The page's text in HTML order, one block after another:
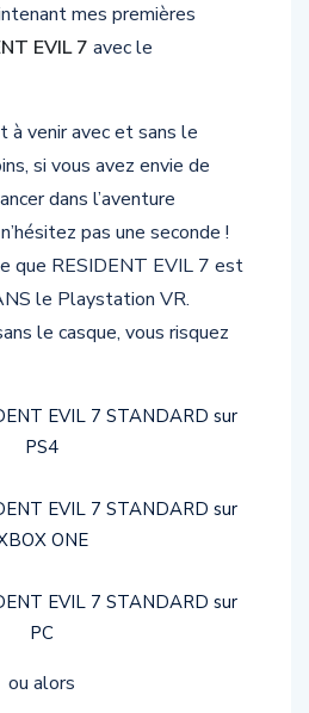
mes premières
EVIL 7 avec le
à venir avec et sans le
si vous avez envie de
dans l’aventure
pas une seconde !
que RESIDENT EVIL 7 est
le Playstation VR.
le casque, vous risquez
EVIL 7 STANDARD sur
PS4
EVIL 7 STANDARD sur
ONE
EVIL 7 STANDARD sur
PC
ou alors